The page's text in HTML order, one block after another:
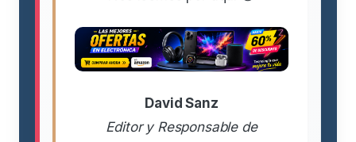
David Sanz
Editor y Responsable de